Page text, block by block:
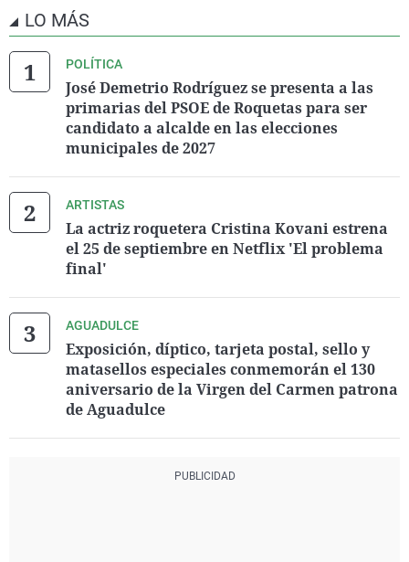
LO MÁS
POLÍTICA
José Demetrio Rodríguez se presenta a las
primarias del PSOE de Roquetas para ser
candidato a alcalde en las elecciones
municipales de 2027
ARTISTAS
La actriz roquetera Cristina Kovani estrena
el 25 de septiembre en Netflix 'El problema
final'
AGUADULCE
Exposición, díptico, tarjeta postal, sello y
matasellos especiales conmemorán el 130
aniversario de la Virgen del Carmen patrona
de Aguadulce